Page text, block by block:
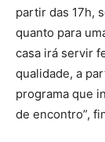
partir das 17h,
quanto para
casa irá servir
qualidade, a
programa que
de encontro”,